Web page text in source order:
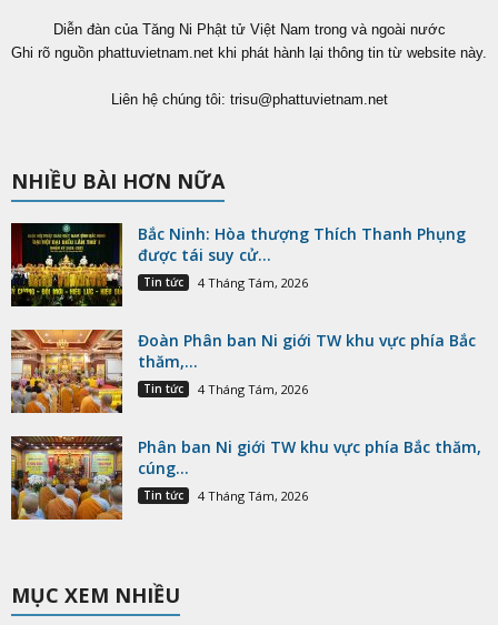
Diễn đàn của Tăng Ni Phật tử Việt Nam trong và ngoài nước
Ghi rõ nguồn phattuvietnam.net khi phát hành lại thông tin từ website này.
Liên hệ chúng tôi: trisu@phattuvietnam.net
NHIỀU BÀI HƠN NỮA
Bắc Ninh: Hòa thượng Thích Thanh Phụng
được tái suy cử...
Tin tức 4 Tháng Tám, 2026
Đoàn Phân ban Ni giới TW khu vực phía Bắc
thăm,...
Tin tức 4 Tháng Tám, 2026
Phân ban Ni giới TW khu vực phía Bắc thăm,
cúng...
Tin tức 4 Tháng Tám, 2026
MỤC XEM NHIỀU